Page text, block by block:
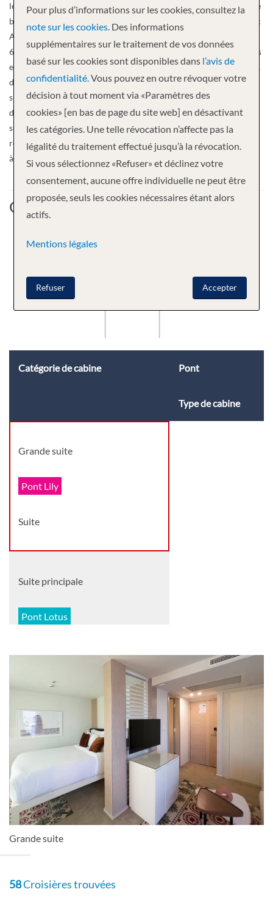
le Nil, vous serez chaleureusement accueilli à bord d’un magnifique
bateau de croisière fluviale où le luxe signifie toujours l’amour avec
AmaWaterways. L’étonnant AmaDahlia est un navire accueillant de
68 passagers qui offre 10 cabines standard et 24 magnifiques suites
et une foule d’équipements qui vous surprendront et vous raviront,
dont une piscine chauffée à la terrasse et un bar, le restaurant
spécialisé The Chef’s Table, un salon de coiffure et d’onglerie et
deux salles de massage apaisant. Admirez les vues panoramiques
sur le Nil dans le luxe, profitez de divertissements d’inspiration
régionale et savourez les saveurs de la cuisine locale et occidentale
à bord.
Cabine
Catégorie de cabine Pont
Type de cabine
Grande suite
Pont Lily
Suite
Suite principale
Pont Lotus
Cabine avec balcon français
Pont Lily
Cabine avec balcon français
Grande suite
58Croisières trouvées
Pour plus d’informations sur les cookies, consultez la
note sur les cookies. Des informations
supplémentaires sur le traitement de vos données
basé sur les cookies sont disponibles dans l’avis de
confidentialité.Vous pouvez en outre révoquer votre
décision à tout moment via «Paramètres des
cookies» [en bas de page du site web] en désactivant
les catégories. Une telle révocation n’affecte pas la
légalité du traitement effectué jusqu’à la révocation.
Si vous sélectionnez «Refuser» et déclinez votre
consentement, aucune offre individuelle ne peut être
proposée, seuls les cookies nécessaires étant alors
actifs.
Mentions légales
Accepter
Refuser